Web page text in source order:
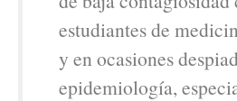
estudiantes de
y en ocasiones
epidemiología,